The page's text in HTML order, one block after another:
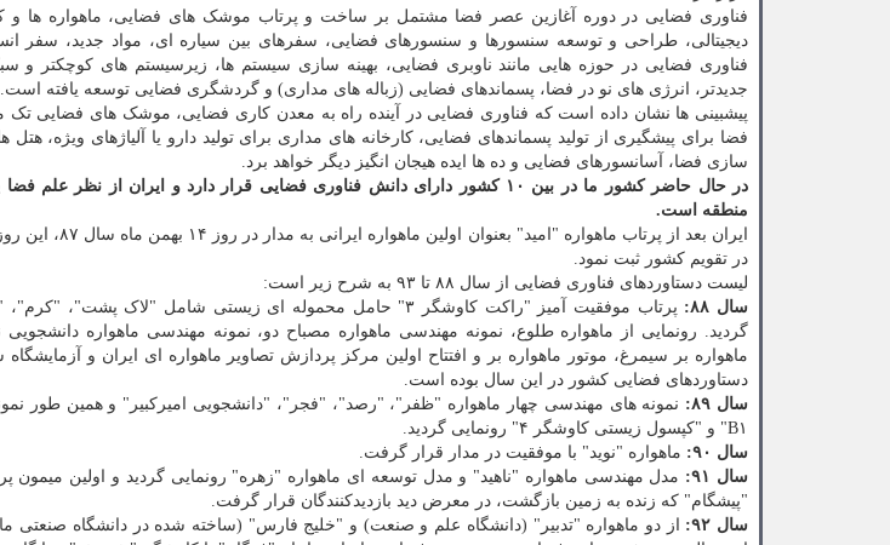
فناوری فضایی در دوره آغازین عصر فضا مشتمل بر ساخت و پرتاب موشک های فضایی، ماهواره ها و
دیجیتالی، طراحی و توسعه سنسورها و سنسورهای فضایی، سفرهای بین سیاره ای، مواد جدید، سفر
فناوری فضایی در حوزه هایی مانند ناوبری فضایی، بهینه سازی سیستم ها، زیرسیستم های کوچکتر و
جدیدتر، انرژی های نو در فضا، پسماندهای فضایی (زباله های مداری) و گردشگری فضایی توسعه یافته است.
پیشبینی ها نشان داده است که فناوری فضایی در آینده راه به معدن کاری فضایی، موشک های فضایی تک
فضا برای پیشگیری از تولید پسماندهای فضایی، کارخانه های مداری برای تولید دارو یا آلیاژهای ویژه،
سازی فضا، آسانسورهای فضایی و ده ها ایده هیجان انگیز دیگر خواهد برد.
در حال حاضر کشور ما در بین ۱۰ کشور دارای دانش فناوری فضایی قرار دارد و ایران از
منطقه است.
ایران بعد از پرتاب
در تقویم کشور ثبت نمود.
لیست دستاوردهای فناوری فضایی از سال ۸۸ تا ۹۳ به شرح زیر است:
سال ۸۸:
پرتاب موفقیت آمیز "راکت کاوشگر ۳" حامل محموله ای زیستی شامل "لاک
گردید. رونمایی از ماهواره طلوع، نمونه مهندسی ماهواره مصباح دو، نمونه مهندسی ماهواره
ماهواره بر سیمرغ، موتور ماهواره بر و افتتاح اولین مرکز پردازش تصاویر ماهواره ای ایران و
دستاوردهای فضایی کشور در این سال بوده است.
سال ۸۹:
نمونه های مهندسی چهار ماهواره "ظفر"، "رصد"، "فجر"، "دانشجویی امیرکبیر" و همین طور
B۱" و "کپسول زیستی کاوشگر ۴" رونمایی گردید.
سال ۹۰:
ماهواره "نوید" با موفقیت در مدار قرار گرفت.
سال ۹۱:
مدل مهندسی ماهواره "ناهید" و مدل توسعه ای ماهواره "زهره" رونمایی گردید و اولین میمون
"پیشگام" که زنده به زمین بازگشت، در معرض دید بازدیدکنندگان قرار گرفت.
سال ۹۲:
از دو ماهواره "تدبیر" (دانشگاه علم و صنعت) و "خلیج فارس" (ساخته شده در دانشگاه صنعتی